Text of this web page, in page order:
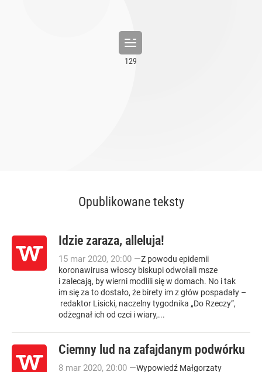
Opublikowane teksty
Idzie zaraza, alleluja!
15 mar 2020, 20:00 —Z powodu epidemii
koronawirusa włoscy biskupi odwołali msze
i zalecają, by wierni modlili się w domach. No i tak
im się za to dostało, że birety im z głów pospadały –
redaktor Lisicki, naczelny tygodnika „Do Rzeczy”,
odżegnał ich od czci i wiary,...
Ciemny lud na zafajdanym podwórku
8 mar 2020, 20:00 —Wypowiedź Małgorzaty